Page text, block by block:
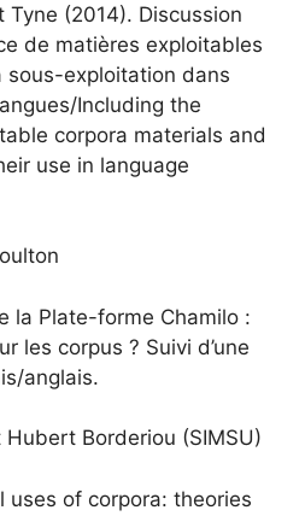
Tyne (2014). Discussion
de matières exploitables
sous-exploitation dans
Including the
corpora materials and
use in language
la Plate-forme Chamilo :
les corpus ? Suivi d’une
anglais.
Borderiou (SIMSU)
uses of corpora: theories